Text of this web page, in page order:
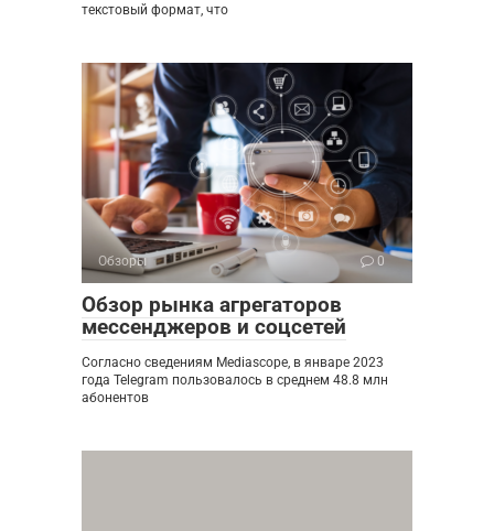
текстовый формат, что
Обзоры 0
Обзор рынка агрегаторов
мессенджеров и соцсетей
Согласно сведениям Mediascope, в январе 2023
года Telegram пользовалось в среднем 48.8 млн
абонентов